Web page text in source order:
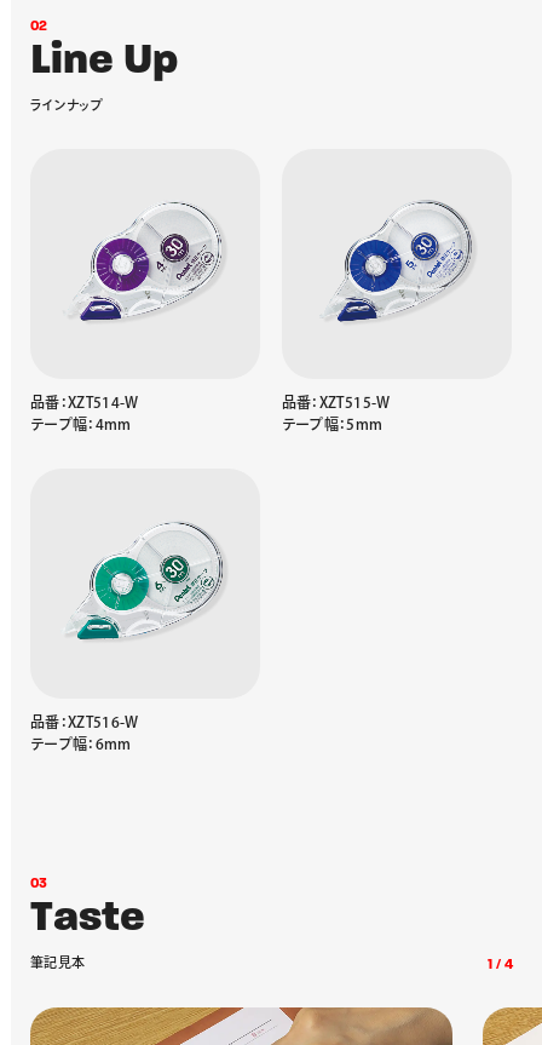
02
Line Up
ラインナップ
品番：XZT514-W
テープ幅：4mm
品番：XZT515-W
テープ幅：5mm
品番：XZT516-W
テープ幅：6mm
03
Taste
筆記 見本 1 / 4